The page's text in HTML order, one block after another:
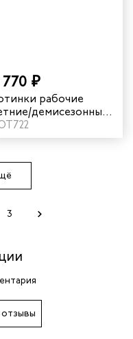
₽
рабочие
демисезонные
AX23 с КП
черный/неоновый
3